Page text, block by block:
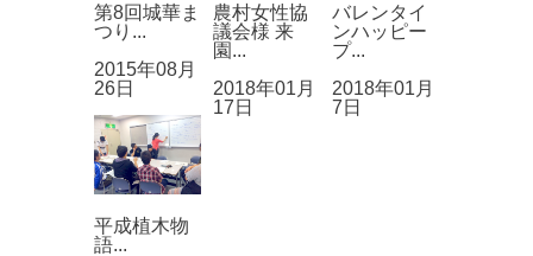
第8回城華ま
つり...
2015年08月
26日
農村女性協
議会様 来
園...
2018年01月
17日
バレンタイ
ンハッピー
プ...
2018年01月
7日
平成植木物
語...